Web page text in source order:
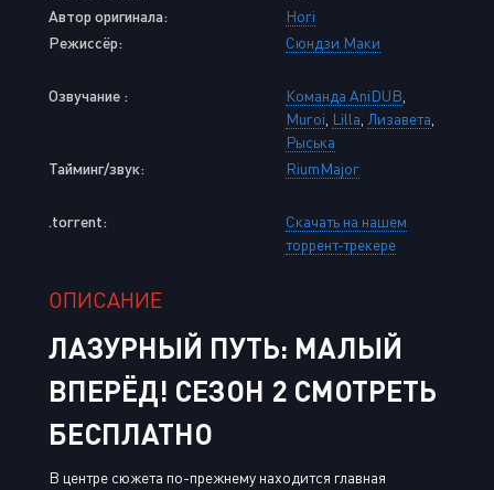
Автор оригинала:
Hori
Режиссёр:
Сюндзи Маки
Озвучание : Команда AniDUB
Muroi Lilla Лизавета
Рыська
Тайминг/звук:
RiumMajor
.torrent:
Скачать на нашем
торрент-трекере
ОПИСАНИЕ
ЛАЗУРНЫЙ ПУТЬ: МАЛЫЙ
ВПЕРЁД! СЕЗОН 2 СМОТРЕТЬ
БЕСПЛАТНО
В центре сюжета по-прежнему находится главная